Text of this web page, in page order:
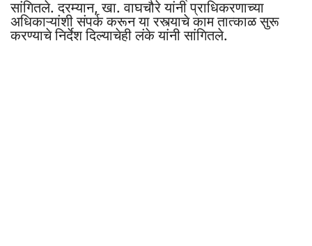
सांगितले. दरम्यान, खा. वाघचौरे यांनी प्राधिकरणाच्या
अधिकाऱ्यांशी संपर्क करून या रस्त्याचे काम तात्काळ सुरू
करण्याचे निर्देश दिल्याचेही लंके यांनी सांगितले.